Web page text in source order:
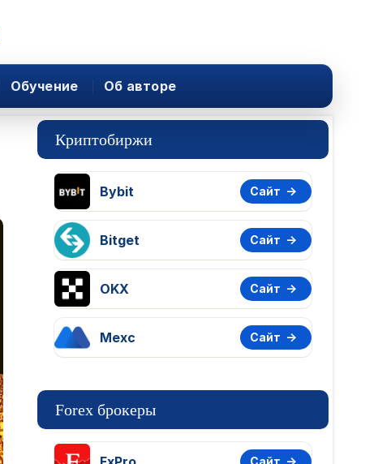
Обучение Об авторе
Криптобиржи
Bybit Сайт
Bitget Сайт
OKX Сайт
Mexc Сайт
Forex брокеры
Сайт